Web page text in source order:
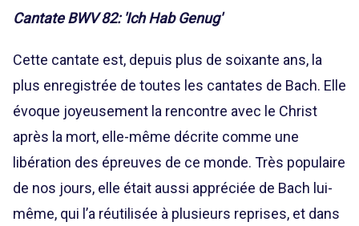
Cantate BWV 82: 'Ich Hab Genug'
Cette cantate est, depuis plus de soixante ans, la
plus enregistrée de toutes les cantates de Bach. Elle
évoque joyeusement la rencontre avec le Christ
après la mort, elle-même décrite comme une
libération des épreuves de ce monde. Très populaire
de nos jours, elle était aussi appréciée de Bach lui-
même, qui l’a réutilisée à plusieurs reprises, et dans